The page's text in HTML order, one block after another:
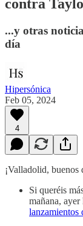
contra
...y otras
día
Hipersónica
Feb 05, 2024
4
¡Valladolid, buenos
Si queréis
mañana,
lanzamientos